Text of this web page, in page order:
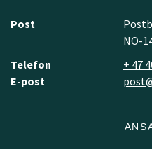
Post
NO-
Telefon
+ 47
E-post